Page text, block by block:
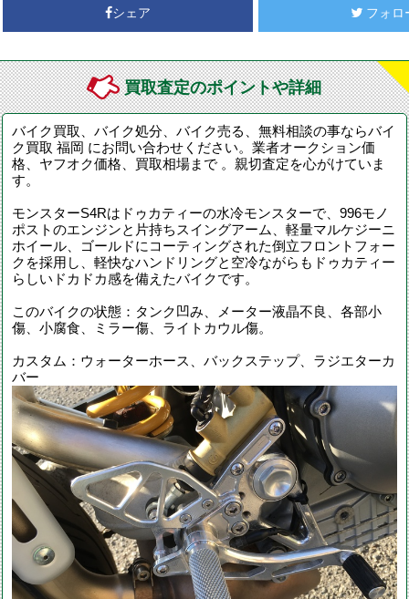
シェア フォロ
買取査定のポイントや詳細
バイク買取、バイク処分、バイク売る、無料相談の事ならバイ
ク買取 福岡 にお問い合わせください。業者オークション価
格、ヤフオク価格、買取相場まで 。親切査定を心がけていま
す。
モンスターS4Rはドゥカティーの水冷モンスターで、996モノ
ポストのエンジンと片持ちスイングアーム、軽量マルケジーニ
ホイール、ゴールドにコーティングされた倒立フロントフォー
クを採用し、軽快なハンドリングと空冷ながらもドゥカティー
らしいドカドカ感を備えたバイクです。
このバイクの状態：タンク凹み、メーター液晶不良、各部小
傷、小腐食、ミラー傷、ライトカウル傷。
カスタム：ウォーターホース、バックステップ、ラジエターカ
バー